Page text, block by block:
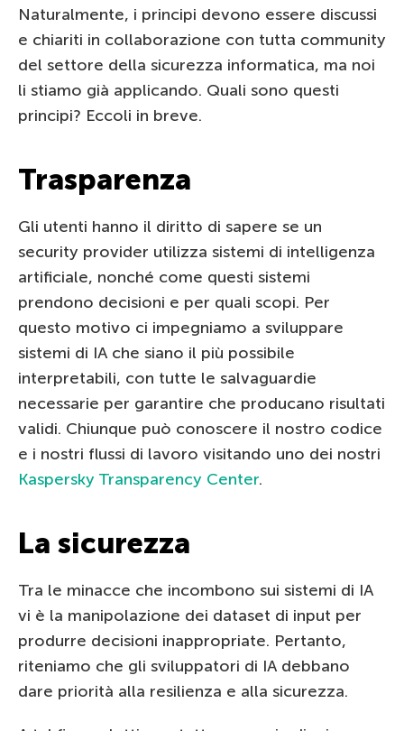
Naturalmente, i principi devono essere discussi
e chiariti in collaborazione con tutta community
del settore della sicurezza informatica, ma noi
li stiamo già applicando. Quali sono questi
principi? Eccoli in breve.
Trasparenza
Gli utenti hanno il diritto di sapere se un
security provider utilizza sistemi di intelligenza
artificiale, nonché come questi sistemi
prendono decisioni e per quali scopi. Per
questo motivo ci impegniamo a sviluppare
sistemi di IA che siano il più possibile
interpretabili, con tutte le salvaguardie
necessarie per garantire che producano risultati
validi. Chiunque può conoscere il nostro codice
e i nostri flussi di lavoro visitando uno dei nostri
Kaspersky Transparency Center.
La sicurezza
Tra le minacce che incombono sui sistemi di IA
vi è la manipolazione dei dataset di input per
produrre decisioni inappropriate. Pertanto,
riteniamo che gli sviluppatori di IA debbano
dare priorità alla resilienza e alla sicurezza.